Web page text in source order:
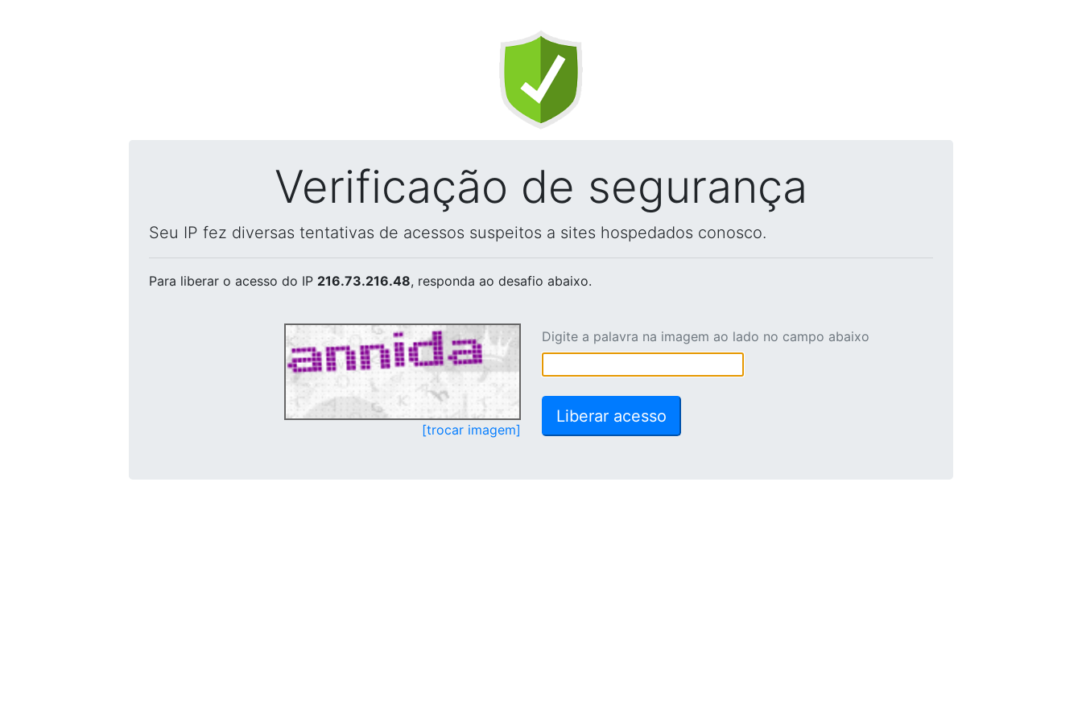
Verificação de segurança
Seu IP fez diversas tentativas de acessos suspeitos a sites hospedados conosco.
Para liberar o acesso do IP 216.73.216.48, responda ao desafio abaixo.
[trocar imagem]
Digite a palavra na imagem ao lado no campo abaixo